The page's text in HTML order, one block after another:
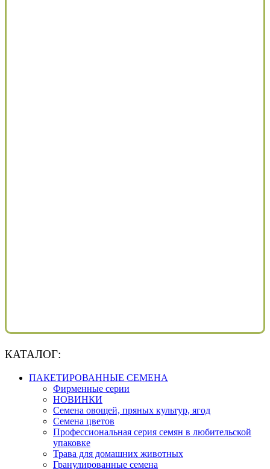
КАТАЛОГ:
ПАКЕТИРОВАННЫЕ СЕМЕНА
Фирменные серии
НОВИНКИ
Семена овощей, пряных культур, ягод
Семена цветов
Профессиональная серия семян в любительской
упаковке
Трава для домашних животных
Гранулированные семена